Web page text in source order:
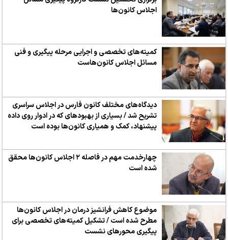
اجلاس کانون‌ها
کمیته‌های تخصصی و اجرایی مرحله پیگیری و فنی
مسائل اجلاس کانون‌هاست
دیدگاه‌های مختلف کانون فارس در اجلاس سراسری
تشریح شد / بسیاری از بهبودهای که در ادوار روی داده
پیشنهاد، کمک و همیاری کانون‌ها بوده است
چهارخدمت مهم در فاصله ۲ اجلاس کانون‌ها محقق‌
شده‌ است
موضوع کاهش فرانشیز درمان در اجلاس کانون‌ها
مطرح شده است / تشکیل کمیته‌های تخصصی برای
پیگیری محورهای نشست